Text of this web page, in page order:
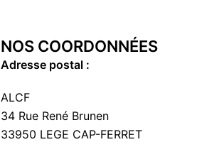
NOS COORDONNÉES
Adresse postal :
ALCF
34 Rue René Brunen
33950 LEGE CAP-FERRET